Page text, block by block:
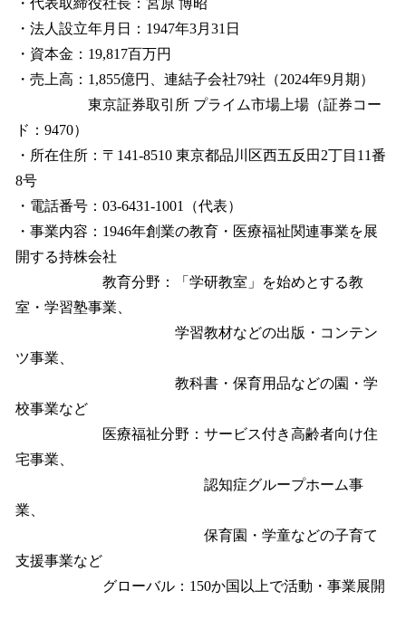
・代表取締役社長：宮原 博昭
・法人設立年月日：1947年3月31日
・資本金：19,817百万円
・売上高：1,855億円、連結子会社79社（2024年9月期）
東京証券取引所 プライム市場上場（証券コー
ド：9470）
・所在住所：〒141-8510 東京都品川区西五反田2丁目11番
8号
・電話番号：03-6431-1001（代表）
・事業内容：1946年創業の教育・医療福祉関連事業を展
開する持株会社
教育分野：「学研教室」を始めとする教
室・学習塾事業、
学習教材などの出版・コンテン
ツ事業、
教科書・保育用品などの園・学
校事業など
医療福祉分野：サービス付き高齢者向け住
宅事業、
認知症グループホーム事
業、
保育園・学童などの子育て
支援事業など
グローバル：150か国以上で活動・事業展開